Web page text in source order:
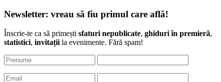
Newsletter: vreau să fiu primul care află!
Înscrie-te ca să primești sfaturi nepublicate, ghiduri în premieră,
statistici, invitații la evenimente. Fără spam!